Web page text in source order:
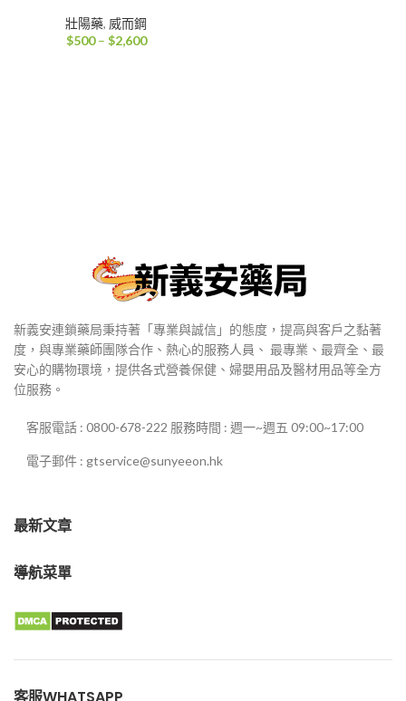
壯陽藥, 威而鋼
$500 – $2,600價
新義安連鎖藥局秉持著「專業與誠信」的態度，提高與客戶之黏著
度，與專業藥師團隊合作、熱心的服務人員、 最專業、最齊全、最
安心的購物環境，提供各式營養保健、婦嬰用品及醫材用品等全方
位服務。
客服電話 : 0800-678-222 服務時間 : 週一~週五 09:00~17:00
電子郵件 : gtservice@sunyeeon.hk
最新文章
導航菜單